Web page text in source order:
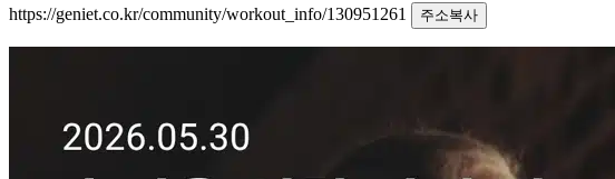
https://geniet.co.kr/community/workout_info/130951261
주소복사